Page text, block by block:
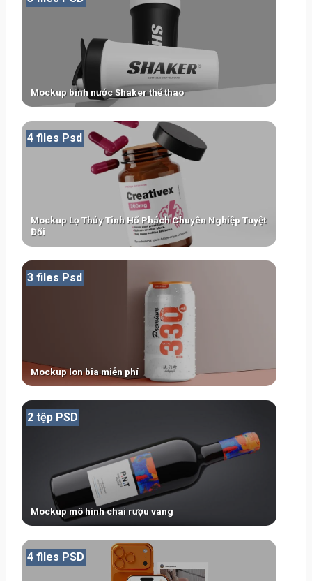
Mockup bình nước Shaker thể thao
Mockup Lọ Thủy Tinh Hổ Phách Chuyên Nghiệp Tuyệt
Đối
4 files Psd
Mockup lon bia miễn phí
3 files Psd
Mockup mô hình chai rượu vang
2 tệp PSD
4 files PSD